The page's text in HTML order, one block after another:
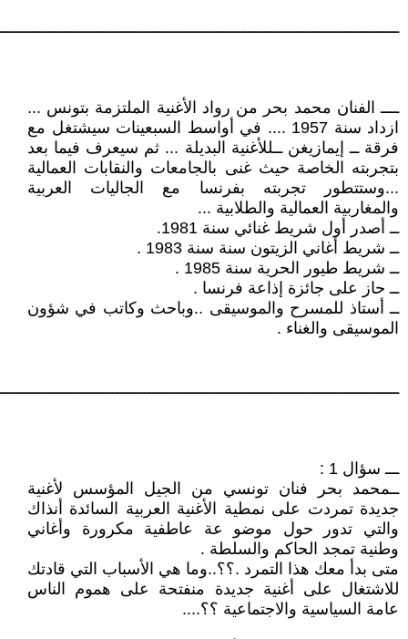
ــــ الفنان محمد بحر من رواد الأغنية الملتزمة بتونس ...
ازداد سنة 1957 .... في أواسط السبعينات سيشتغل مع
فرقة ــ إيمازيغن ــللأغنية البديلة ... ثم سيعرف فيما بعد
بتجربته الخاصة حيث غنى بالجامعات والنقابات العمالية
...وستتطور تجربته بفرنسا مع الجاليات العربية
والمغاربية العمالية والطلابية ...
ــ أصدر أول شريط غنائي سنة 1981.
ــ شريط أغاني الزيتون سنة سنة 1983 .
ــ شريط طيور الحرية سنة 1985 .
ــ حاز على جائزة إذاعة فرنسا .
ــ أستاذ للمسرح والموسيقى ..وباحث وكاتب في شؤون
الموسيقى والغناء .
ـــ سؤال 1 :
ــمحمد بحر فنان تونسي من الجيل المؤسس لأغنية
جديدة تمردت على نمطية الأغنية العربية السائدة أنذاك
والتي تدور حول موضو عة عاطفية مكرورة وأغاني
وطنية تمجد الحاكم والسلطة .
متى بدأ معك هذا التمرد .؟؟..وما هي الأسباب التي قادتك
للاشتغال على أغنية جديدة منفتحة على هموم الناس
عامة السياسية والاجتماعية ؟؟....